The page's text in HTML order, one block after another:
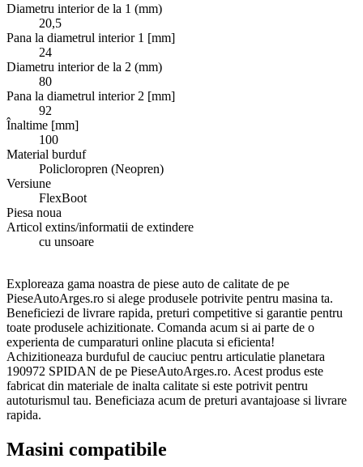
Diametru interior de la 1 (mm)
20,5
Pana la diametrul interior 1 [mm]
24
Diametru interior de la 2 (mm)
80
Pana la diametrul interior 2 [mm]
92
Înaltime [mm]
100
Material burduf
Policloropren (Neopren)
Versiune
FlexBoot
Piesa noua
Articol extins/informatii de extindere
cu unsoare
Exploreaza gama noastra de piese auto de calitate de pe
PieseAutoArges.ro si alege produsele potrivite pentru masina ta.
Beneficiezi de livrare rapida, preturi competitive si garantie pentru
toate produsele achizitionate. Comanda acum si ai parte de o
experienta de cumparaturi online placuta si eficienta!
Achizitioneaza burduful de cauciuc pentru articulatie planetara
190972 SPIDAN de pe PieseAutoArges.ro. Acest produs este
fabricat din materiale de inalta calitate si este potrivit pentru
autoturismul tau. Beneficiaza acum de preturi avantajoase si livrare
rapida.
Masini compatibile